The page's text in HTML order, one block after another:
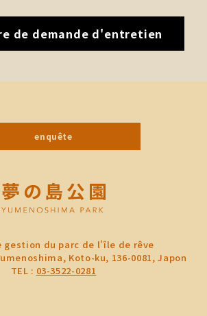
de demande d'entretien
enquête
gestion du parc de l'île de rêve
Koto-ku, 136-0081, Japon
TEL : 03-3522-0281